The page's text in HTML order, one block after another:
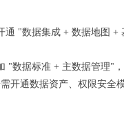
通 "数据集成 + 数据地图
"数据标准 + 主数据管理"
开通数据资产、权限安全